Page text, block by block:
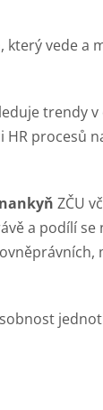
který vede a
trendy
procesů
ZČU
a podílí se